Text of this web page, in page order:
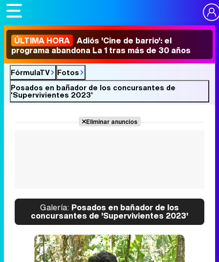
ÚLTIMA HORA Adiós 'Cine de barrio': el
programa abandona La 1 tras más de 30 años
FórmulaTV
Fotos
Posados en bañador de los concursantes de
'Supervivientes 2023'
Eliminar anuncios
Galería: Posados en bañador de los
concursantes de 'Supervivientes 2023'